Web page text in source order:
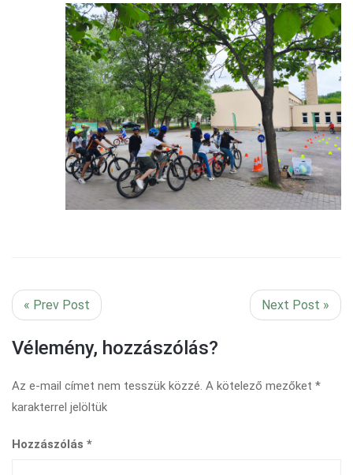
« Prev Post Next Post »
Vélemény, hozzászólás?
Az e-mail címet nem tesszük közzé. A kötelező mezőket *
karakterrel jelöltük
Hozzászólás *